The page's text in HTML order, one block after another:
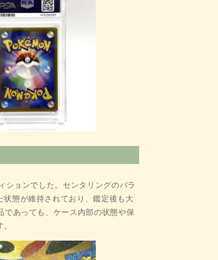
ションでした。センタリングのバラ
態が維持されており、鑑定後も大
あっても、ケース内部の状態や保